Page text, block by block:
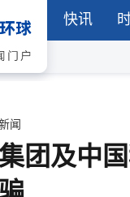
快讯
闻
团及中